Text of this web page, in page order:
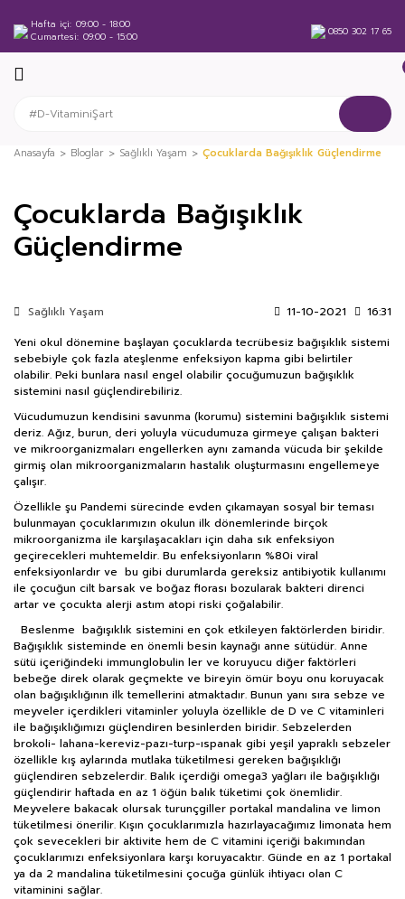
Hafta içi 09:00 - 18:00
Cumartesi 09:00 - 15:00 0850 302 17 65
Anasayfa Bloglar Sağlıklı Yaşam Çocuklarda Bağışıklık Güçlendirme
Çocuklarda Bağışıklık
Güçlendirme
Sağlıklı Yaşam 11-10-2021
16:31
Yeni okul dönemine başlayan çocuklarda tecrübesiz bağışıklık sistemi
sebebiyle çok fazla ateşlenme enfeksiyon kapma gibi belirtiler
olabilir. Peki bunlara nasıl engel olabilir çocuğumuzun bağışıklık
sistemini nasıl güçlendirebiliriz.
Vücudumuzun kendisini savunma (korumu) sistemini bağışıklık sistemi
deriz. Ağız, burun, deri yoluyla vücudumuza girmeye çalışan bakteri
ve mikroorganizmaları engellerken aynı zamanda vücuda bir şekilde
girmiş olan mikroorganizmaların hastalık oluşturmasını engellemeye
çalışır.
Özellikle şu Pandemi sürecinde evden çıkamayan sosyal bir teması
bulunmayan çocuklarımızın okulun ilk dönemlerinde birçok
mikroorganizma ile karşılaşacakları için daha sık enfeksiyon
geçirecekleri muhtemeldir. Bu enfeksiyonların %80i viral
enfeksiyonlardır ve bu gibi durumlarda gereksiz antibiyotik kullanımı
ile çocuğun cilt barsak ve boğaz florası bozularak bakteri direnci
artar ve çocukta alerji astım atopi riski çoğalabilir.
Beslenme bağışıklık sistemini en çok etkileyen faktörlerden biridir.
Bağışıklık sisteminde en önemli besin kaynağı anne sütüdür. Anne
sütü içeriğindeki immunglobulin ler ve koruyucu diğer faktörleri
bebeğe direk olarak geçmekte ve bireyin ömür boyu onu koruyacak
olan bağışıklığının ilk temellerini atmaktadır. Bunun yanı sıra sebze ve
meyveler içerdikleri vitaminler yoluyla özellikle de D ve C vitaminleri
ile bağışıklığımızı güçlendiren besinlerden biridir. Sebzelerden
brokoli- lahana-kereviz-pazı-turp-ıspanak gibi yeşil yapraklı sebzeler
özellikle kış aylarında mutlaka tüketilmesi gereken bağışıklığı
güçlendiren sebzelerdir. Balık içerdiği omega3 yağları ile bağışıklığı
güçlendirir haftada en az 1 öğün balık tüketimi çok önemlidir.
Meyvelere bakacak olursak turunçgiller portakal mandalina ve limon
tüketilmesi önerilir. Kışın çocuklarımızla hazırlayacağımız limonata hem
çok sevecekleri bir aktivite hem de C vitamini içeriği bakımından
çocuklarımızı enfeksiyonlara karşı koruyacaktır. Günde en az 1 portakal
ya da 2 mandalina tüketilmesini çocuğa günlük ihtiyacı olan C
vitaminini sağlar.